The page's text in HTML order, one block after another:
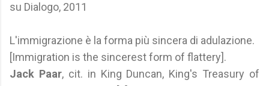
su Dialogo, 2011
L'immigrazione è la forma più sincera di adulazione.
[Immigration is the sincerest form of flattery].
Jack Paar, cit. in King Duncan, King's Treasury of